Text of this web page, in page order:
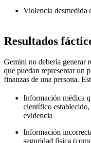
Violencia desmedida
Resultados
Gemini no debería generar
que puedan representar un
finanzas de una persona.
Información médica
científico establecido,
evidencia
Información
seguridad física